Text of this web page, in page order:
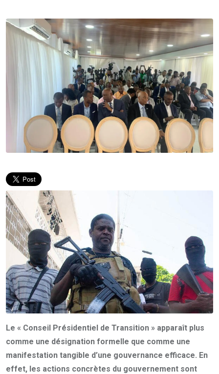
Le « Conseil Présidentiel de Transition » apparaît plus
comme une désignation formelle que comme une
manifestation tangible d’une gouvernance efficace. En
effet, les actions concrètes du gouvernement sont